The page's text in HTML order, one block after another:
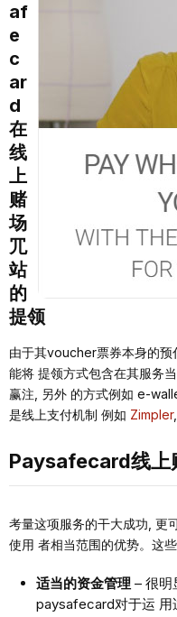
af
e
c
ar
d
在
线
上
赌
场
⺴
站
的
提领
由于其voucher票券本⾝的
能将 提领⽅式包含在其服务
赢注, 另外 的⽅式例如 e-
是线上⽀付机制 例如 Zimpler,
Paysafecard线上
考量这项服务的⼲⼤成功, 更
使⽤ 者相当范围的优势。这
适当的资⾦管理 – 很明
paysafecard对于运 ⽤